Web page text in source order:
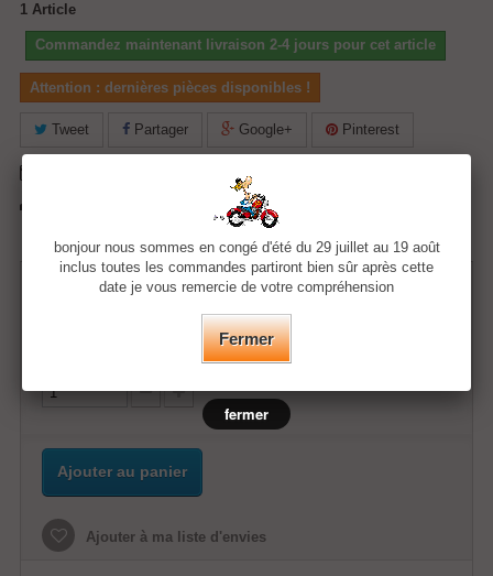
1 Article
Commandez maintenant livraison 2-4 jours pour cet article
Attention : dernières pièces disponibles !
Tweet Partager Google+ Pinterest
74,39 €
Ajouter au panier
Ajouter à ma liste d'envies
bonjour nous sommes en congé d'été du 29 juillet au 19 août
inclus toutes les commandes partiront bien sûr après cette
date je vous remercie de votre compréhension
Fermer
fermer